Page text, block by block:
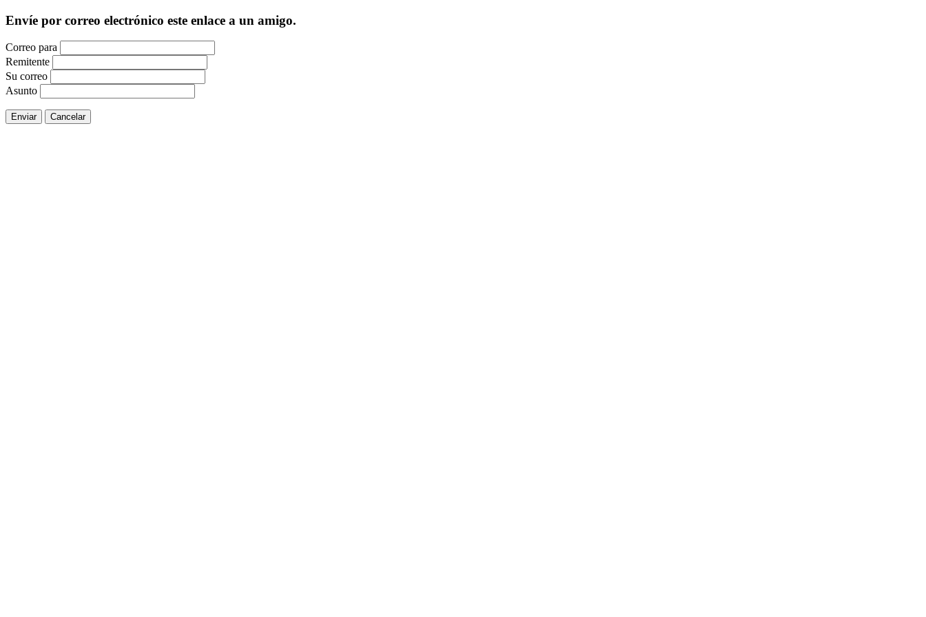
Envíe por correo electrónico este enlace a un amigo.
Correo para
Remitente
Su correo
Asunto